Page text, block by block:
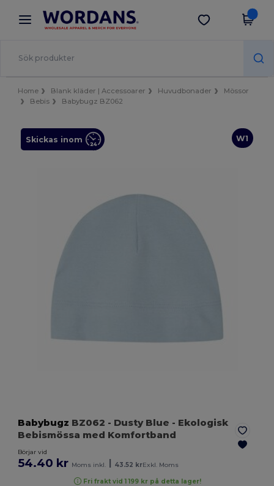
× Wordans-app
Bättre priser i appen!
Hämta app
Home Blank kläder | Accessoarer Huvudbonader
Mössor
Bebis
Babybugz BZ062
W1
Skickas inom
Babybugz BZ062 - Dusty Blue - Ekologisk
Bebismössa med Komfortband
Börjar vid
54.40 kr Moms inkl. 43.52 krExkl. Moms
Fri frakt vid 1 199 kr på detta lager!